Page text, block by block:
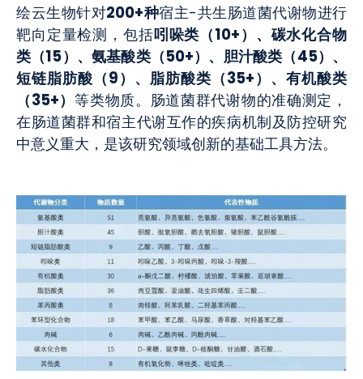
绘云生物针对200+种宿主-共生肠道菌代谢物进行
靶向定量检测，包括吲哚类（10+）、碳水化合物
类（15）、氨基酸类（50+）、胆汁酸类（45）、
短链脂肪酸（9）、脂肪酸类（35+）、有机酸类
（35+）等类物质。肠道菌群代谢物的准确测定，
在肠道菌群和宿主代谢互作的疾病机制及防控研究
中意义重大，是该研究领域创新的基础工具方法。